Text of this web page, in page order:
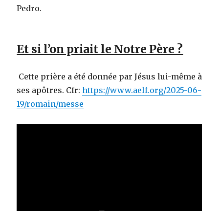
Pedro.
Et si l’on priait le Notre Père ?
Cette prière a été donnée par Jésus lui-même à
ses apôtres. Cfr:https://www.aelf.org/2025-06-
19/romain/messe